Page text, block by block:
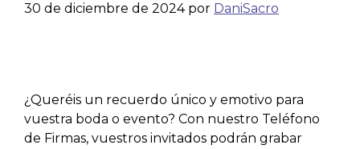
30 de diciembre de 2024 por DaniSacro
¿Queréis un recuerdo único y emotivo para
vuestra boda o evento? Con nuestro Teléfono
de Firmas, vuestros invitados podrán grabar